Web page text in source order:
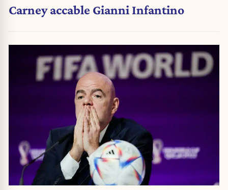
Carney accable Gianni Infantino